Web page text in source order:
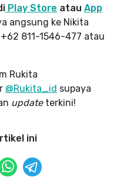
Play Store atau App
angsung ke Nikita
811-1546-477 atau
Rukita
@Rukita_id supaya
update terkini!
ini